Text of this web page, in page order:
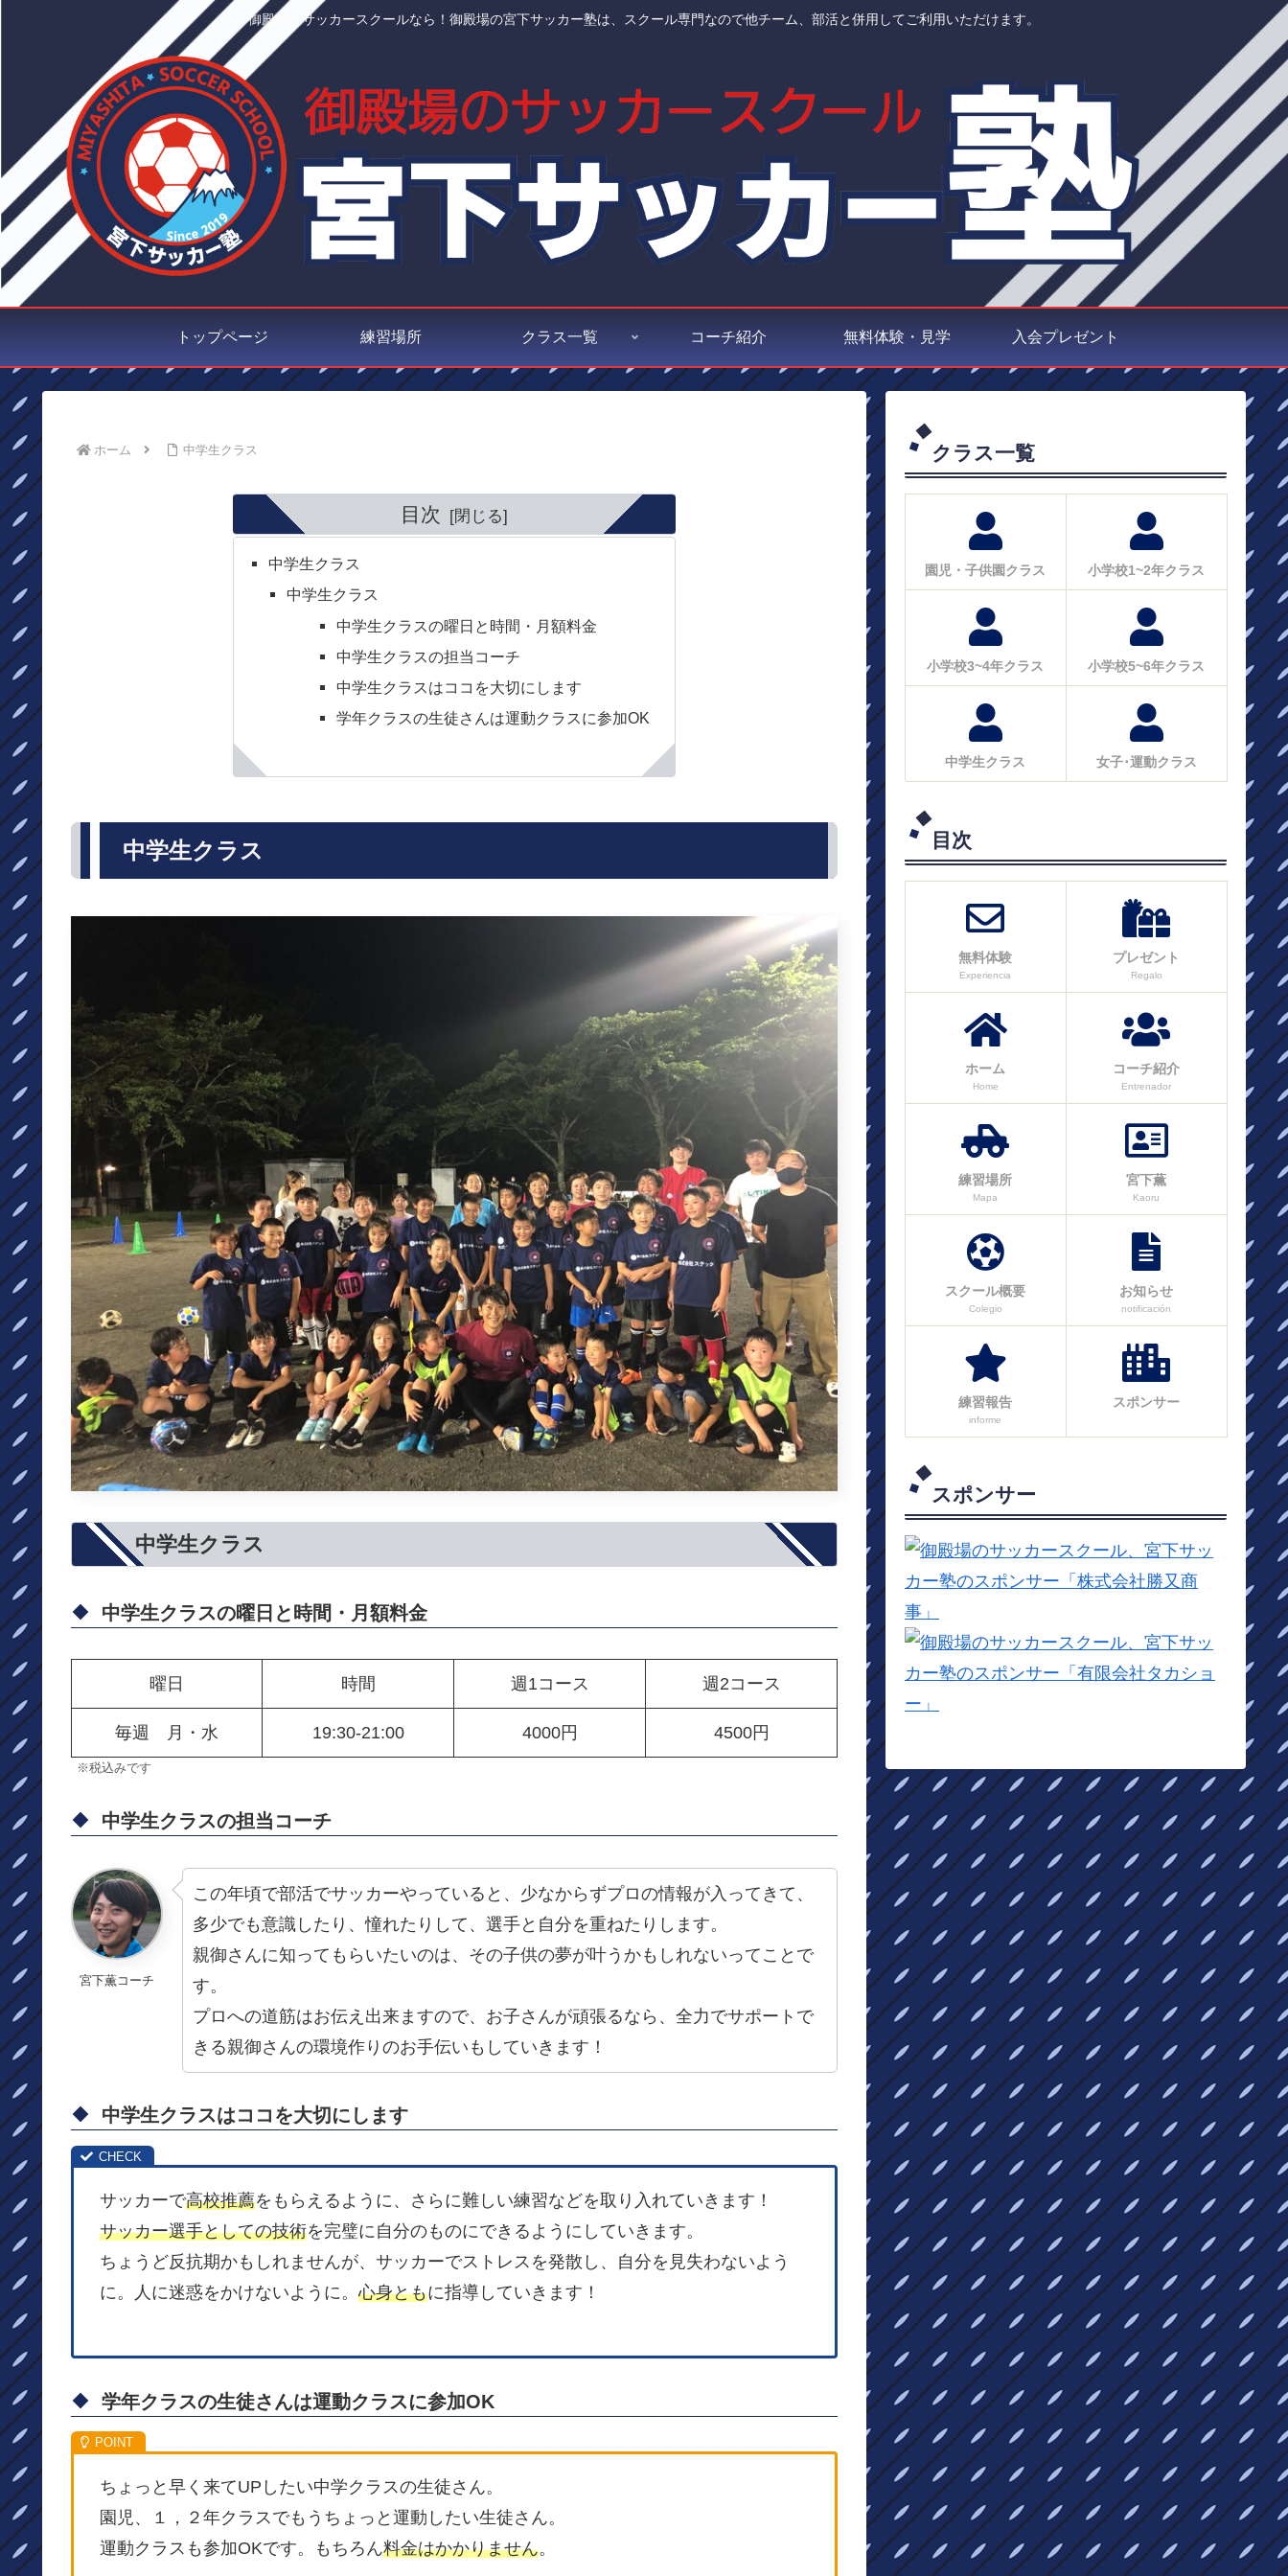
御殿場のサッカースクールなら！御殿場の宮下サッカー塾は、スクール専門なので他チーム、部活と併用してご利用いただけます。
トップページ 練習場所 クラス一覧 コーチ紹介 無料体験・見学 入会プレゼント
ホーム 中学生クラス
目次
中学生クラス
中学生クラス
中学生クラスの曜日と時間・月額料金
中学生クラスの担当コーチ
中学生クラスはココを大切にします
学年クラスの生徒さんは運動クラスに参加OK
中学生クラス
中学生クラス
中学生クラスの曜日と時間・月額料金
曜日 時間 週1コース 週2コース
毎週 月・水 19:30-21:00 4000円 4500円
※税込みです
中学生クラスの担当コーチ
宮下薫コーチ
この年頃で部活でサッカーやっていると、少なからずプロの情報が入ってきて、
多少でも意識したり、憧れたりして、選手と自分を重ねたりします。
親御さんに知ってもらいたいのは、その子供の夢が叶うかもしれないってことで
す。
プロへの道筋はお伝え出来ますので、お子さんが頑張るなら、全力でサポートで
きる親御さんの環境作りのお手伝いもしていきます！
中学生クラスはココを大切にします
サッカーで高校推薦をもらえるように、さらに難しい練習などを取り入れていきます！
サッカー選手としての技術を完璧に自分のものにできるようにしていきます。
ちょうど反抗期かもしれませんが、サッカーでストレスを発散し、自分を見失わないよう
に。人に迷惑をかけないように。心身ともに指導していきます！
学年クラスの生徒さんは運動クラスに参加OK
ちょっと早く来てUPしたい中学クラスの生徒さん。
園児、１，２年クラスでもうちょっと運動したい生徒さん。
運動クラスも参加OKです。もちろん料金はかかりません。
クラス一覧
園児・子供園クラス 小学校1~2年クラス
小学校3~4年クラス 小学校5~6年クラス
中学生クラス 女子･運動クラス
目次
無料体験
Experiencia
プレゼント
Regalo
ホーム
Home
コーチ紹介
Entrenador
練習場所
Mapa
宮下薫
Kaoru
スクール概要
Colegio
お知らせ
notificación
練習報告
informe
スポンサー
スポンサー